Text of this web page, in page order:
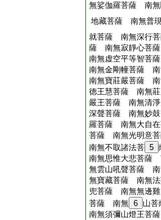
無娑伽羅菩薩 南
地藏菩薩 南無普
就菩薩 南無深行
薩 南無寂靜心菩
南無虚空平等智菩
南無金剛幢菩薩 南
南無寶莊嚴菩薩
徳王慧菩薩 南無
嚴王菩薩 南無清
深聲菩薩 南無妙
羅菩薩 南無大自
菩薩 南無光明意
南無不取諸法菩 5
南無思惟大悲菩薩
無雲山吼聲菩薩
無寶藏菩薩 南無
兜菩薩 南無無邊
菩薩 南無 6 山
南無須彌山燈王菩